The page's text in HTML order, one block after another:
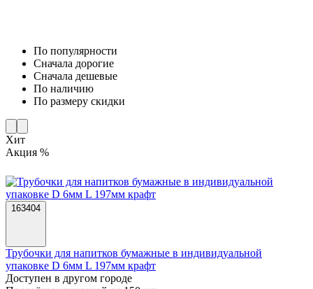
По популярности
Cначала дорогие
Cначала дешевые
По наличию
По размеру скидки
Хит
Акция %
163404
Трубочки для напитков бумажные в индивидуальной
упаковке D 6мм L 197мм крафт
Доступен в другом городе